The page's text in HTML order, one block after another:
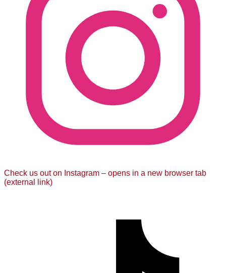
Check us out on Instagram – opens in a new browser tab
(external link)